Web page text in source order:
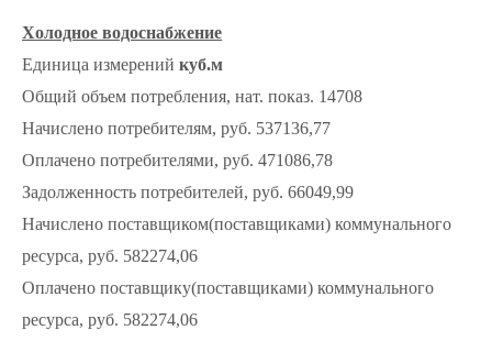
Холодное водоснабжение
Единица измерений куб.м
Общий объем потребления, нат. показ. 14708
Начислено потребителям, руб. 537136,77
Оплачено потребителями, руб. 471086,78
Задолженность потребителей, руб. 66049,99
Начислено поставщиком(поставщиками) коммунального
ресурса, руб. 582274,06
Оплачено поставщику(поставщиками) коммунального
ресурса, руб. 582274,06